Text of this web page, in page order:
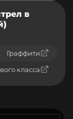
в
Граффити
класса